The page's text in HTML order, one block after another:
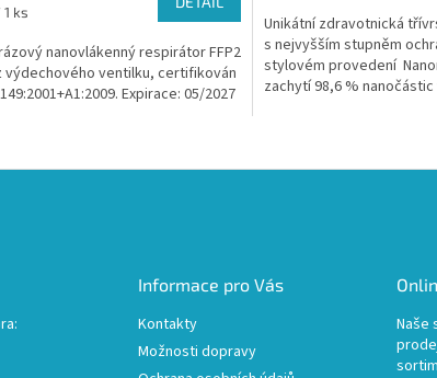
ks
nanovlákenný respirátor FFP2
výdechového ventilku, certifikován
Expirace: 05/2027
z
5
hvězdiček.
Unikátní zdravotnická
s nejvyšším stupněm
stylovém provedení
zachytí 98,6 %
v
í
p
r
v
Informace pro Vás
Kontakty
Možnosti dopravy
Naše